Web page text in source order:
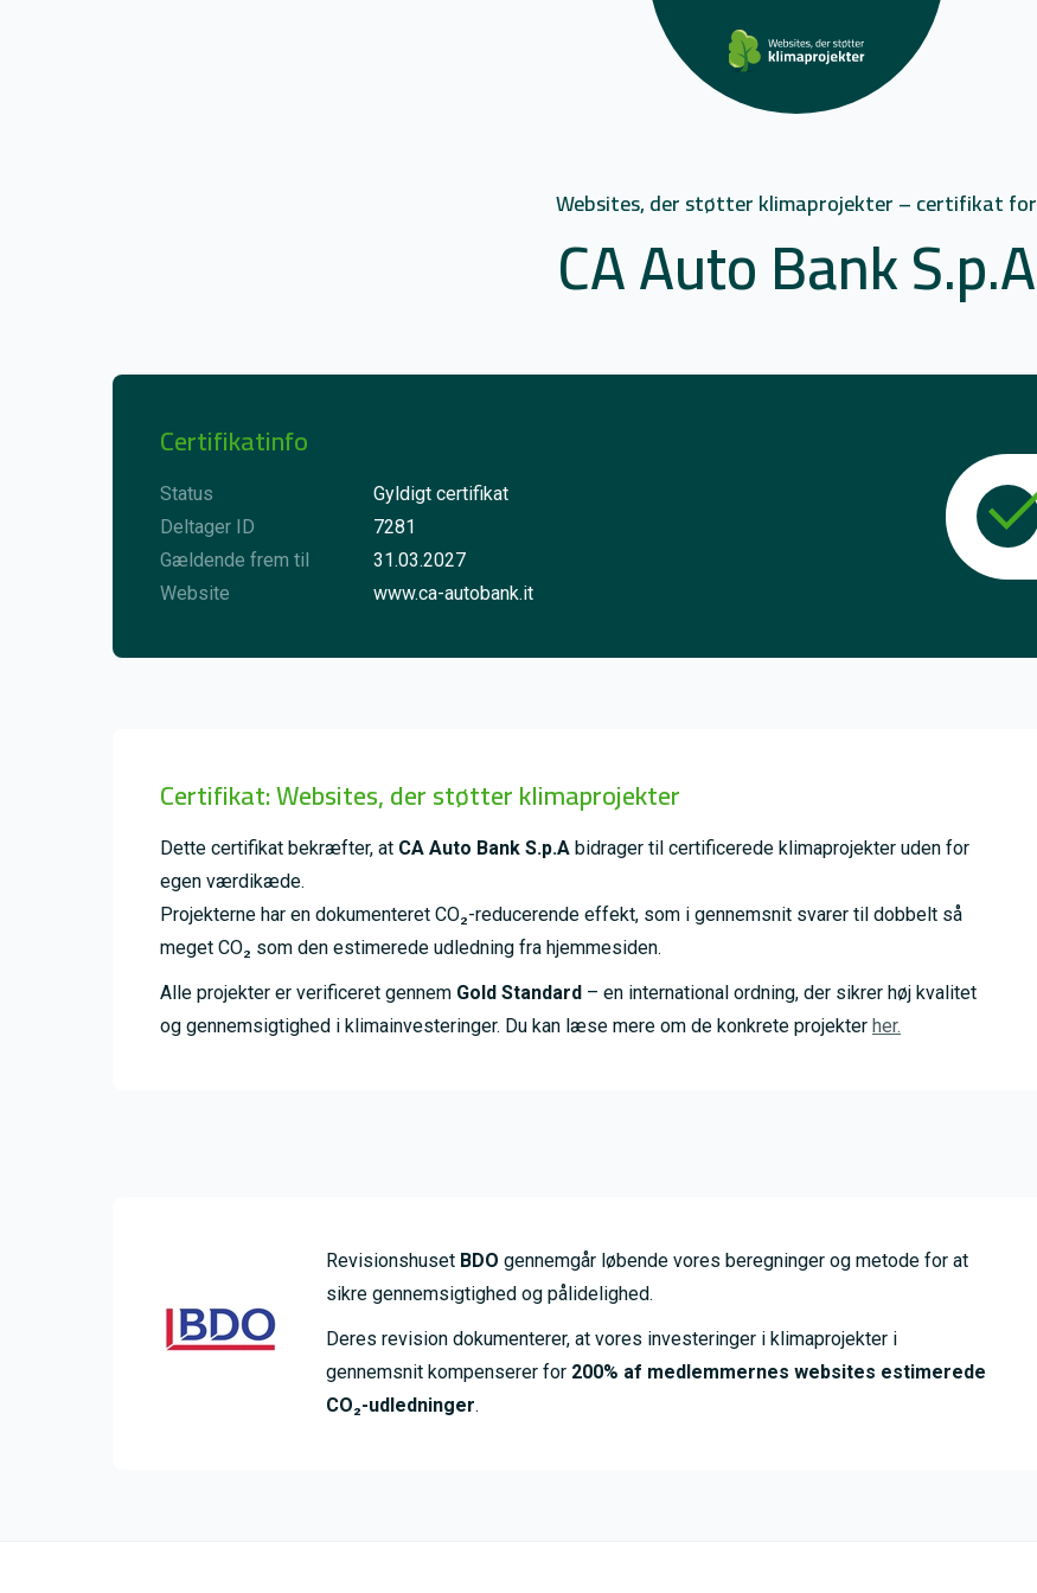
Websites, der støtter klimaprojekter – certifikat for
CA Auto Bank S.p.A
Certifikatinfo
Status
Gyldigt certifikat
Deltager ID
7281
Gældende frem til
31.03.2027
Website
www.ca-autobank.it
Certifikat: Websites, der støtter klimaprojekter
Dette certifikat bekræfter, at CA Auto Bank S.p.A bidrager til certificerede klimaprojekter uden for
egen værdikæde.
Projekterne har en dokumenteret CO₂-reducerende effekt, som i gennemsnit svarer til dobbelt så
meget CO₂ som den estimerede udledning fra hjemmesiden.
Alle projekter er verificeret gennem Gold Standard – en international ordning, der sikrer høj kvalitet
og gennemsigtighed i klimainvesteringer. Du kan læse mere om de konkrete projekter her.
Revisionshuset BDO gennemgår løbende vores beregninger og metode for at
sikre gennemsigtighed og pålidelighed.
Deres revision dokumenterer, at vores investeringer i klimaprojekter i
gennemsnit kompenserer for 200% af medlemmernes websites estimerede
CO₂-udledninger.